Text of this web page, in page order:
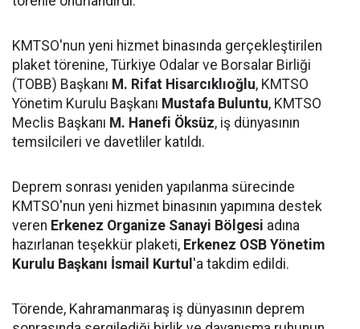
KMTSO'nun yeni hizmet binasında gerçekleştirilen
plaket törenine, Türkiye Odalar ve Borsalar Birliği
(TOBB) Başkanı M. Rifat Hisarcıklıoğlu, KMTSO
Yönetim Kurulu Başkanı Mustafa Buluntu, KMTSO
Meclis Başkanı M. Hanefi Öksüz, iş dünyasının
temsilcileri ve davetliler katıldı.
Deprem sonrası yeniden yapılanma sürecinde
KMTSO'nun yeni hizmet binasının yapımına destek
veren Erkenez Organize Sanayi Bölgesi adına
hazırlanan teşekkür plaketi, Erkenez OSB Yönetim
Kurulu Başkanı İsmail Kurtul 'a takdim edildi.
Törende, Kahramanmaraş iş dünyasının deprem